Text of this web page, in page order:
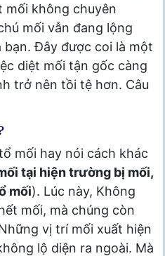
mối không chuyên
mối vẫn đang lộng
Đây được coi là một
diệt mối tận gốc càng
trở nên tồi tệ hơn. Câu
mối hay nói cách khác
tại hiện trường bị mối,
mối). Lúc này, Không
mối, mà chúng còn
vị trí mối xuất hiện
lộ diện ra ngoài. Mà